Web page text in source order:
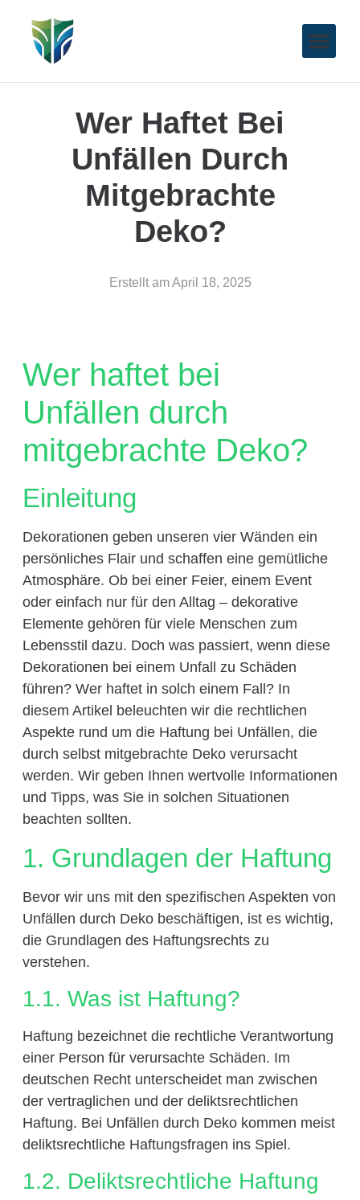
Wer Haftet Bei
Unfällen Durch
Mitgebrachte
Deko?
Erstellt am April 18, 2025
Wer haftet bei
Unfällen durch
mitgebrachte Deko?
Einleitung
Dekorationen geben unseren vier Wänden ein
persönliches Flair und schaffen eine gemütliche
Atmosphäre. Ob bei einer Feier, einem Event
oder einfach nur für den Alltag – dekorative
Elemente gehören für viele Menschen zum
Lebensstil dazu. Doch was passiert, wenn diese
Dekorationen bei einem Unfall zu Schäden
führen? Wer haftet in solch einem Fall? In
diesem Artikel beleuchten wir die rechtlichen
Aspekte rund um die Haftung bei Unfällen, die
durch selbst mitgebrachte Deko verursacht
werden. Wir geben Ihnen wertvolle Informationen
und Tipps, was Sie in solchen Situationen
beachten sollten.
1. Grundlagen der Haftung
Bevor wir uns mit den spezifischen Aspekten von
Unfällen durch Deko beschäftigen, ist es wichtig,
die Grundlagen des Haftungsrechts zu
verstehen.
1.1. Was ist Haftung?
Haftung bezeichnet die rechtliche Verantwortung
einer Person für verursachte Schäden. Im
deutschen Recht unterscheidet man zwischen
der vertraglichen und der deliktsrechtlichen
Haftung. Bei Unfällen durch Deko kommen meist
deliktsrechtliche Haftungsfragen ins Spiel.
1.2. Deliktsrechtliche Haftung